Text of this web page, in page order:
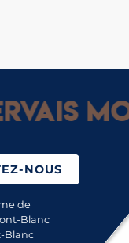
NOUS
de
Blanc
Blanc